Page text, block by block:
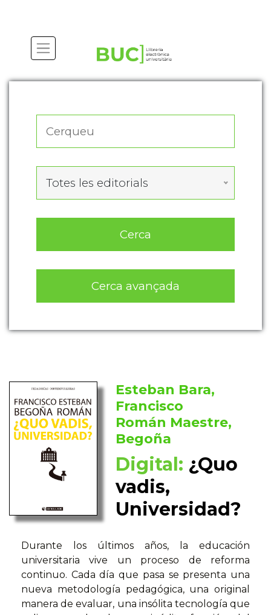
Totes les editorials
Cerca
Cerca avançada
Esteban Bara,
Francisco
Román Maestre,
Begoña
Digital: ¿Quo
vadis,
Universidad?
Durante los últimos años, la educación
universitaria vive un proceso de reforma
continuo. Cada día que pasa se presenta una
nueva metodología pedagógica, una original
manera de evaluar, una insólita tecnología que